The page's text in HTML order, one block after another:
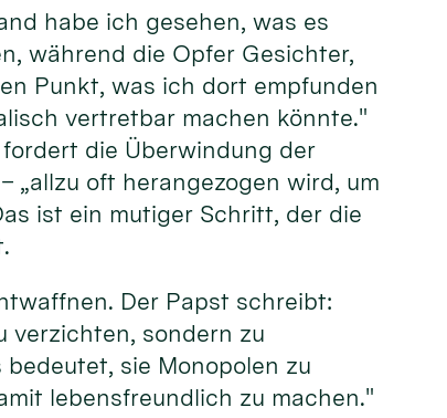
habe ich gesehen, was es
während die Opfer Gesichter,
Punkt, was ich dort empfunden
vertretbar machen könnte."
die Überwindung der
„allzu oft herangezogen wird, um
ist ein mutiger Schritt, der die
Der Papst schreibt:
verzichten, sondern zu
sie Monopolen zu
lebensfreundlich zu machen."